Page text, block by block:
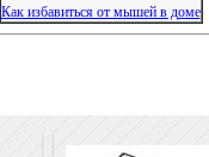
Как избавиться от мышей в доме